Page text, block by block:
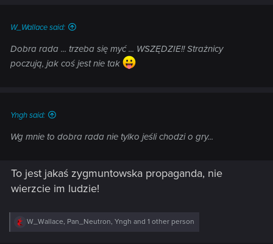
W_Wallace said:
Dobra rada ... trzeba się myć ... WSZĘDZIE!! Strażnicy
poczują, jak coś jest nie tak
Yngh said:
Wg mnie to dobra rada nie tylko jeśli chodzi o gry...
To jest jakaś zygmuntowska propaganda, nie
wierzcie im ludzie!
R
W_Wallace, Pan_Neutron, Yngh and 1 other person